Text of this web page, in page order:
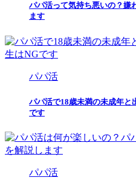
パパ活って気持ち悪いの？嫌
ます
パパ活
パパ活で18歳未満の未成年と
です
パパ活